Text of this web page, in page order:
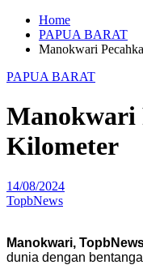
Home
PAPUA BARAT
Manokwari
PAPUA BARAT
Manokwari
Kilometer
14/08/2024
TopbNews
Manokwari,
dunia dengan